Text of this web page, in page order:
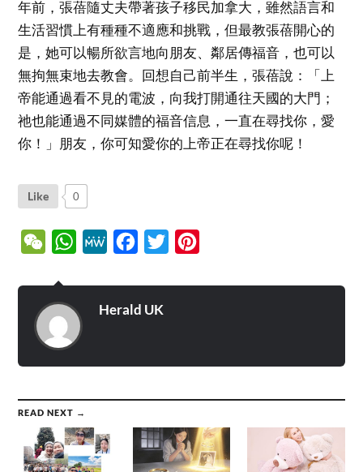
年前，張蓓隨丈夫帶著孩子移民加拿大，雖然語言和
生活習慣上有種種不適應和挑戰，但最教張蓓開心的
是，她可以暢所欲言地向朋友、鄰居傳福音，也可以
無拘無束地去教會。回想自己前半生，張蓓說：「上
帝能通過看不見的電波，向我打開通往天國的大門；
祂也能通過不同媒體的福音信息，一直在尋找你，愛
你！」朋友，你可知愛你的上帝正在尋找你呢！
Like 0
WeChatWhatsApp
MeWe Facebook
Twitter
Herald UK
READ NEXT →